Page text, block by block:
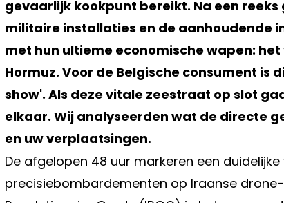
gevaarlijk kookpunt bereikt. Na een
militaire installaties en de aanhoudende
met hun ultieme economische wapen:
Hormuz. Voor de Belgische consument
show'. Als deze vitale zeestraat op slot
elkaar. Wij analyseerden wat de directe
en uw verplaatsingen.
De afgelopen 48 uur markeren een
precisiebombardementen op Iraanse